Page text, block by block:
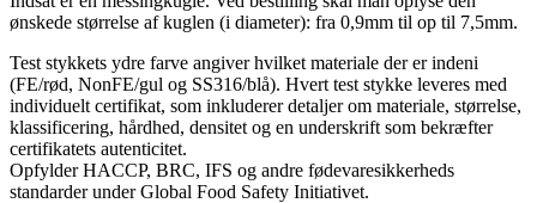
ønskede størrelse af kuglen (i diameter): fra 0,9mm til op til 7,5mm.
Test stykkets ydre farve angiver hvilket materiale der er indeni
(FE/rød, NonFE/gul og SS316/blå). Hvert test stykke leveres med
individuelt certifikat, som inkluderer detaljer om materiale, størrelse,
klassificering, hårdhed, densitet og en underskrift som bekræfter
certifikatets autenticitet.
Opfylder HACCP, BRC, IFS og andre fødevaresikkerheds
standarder under Global Food Safety Initiativet.